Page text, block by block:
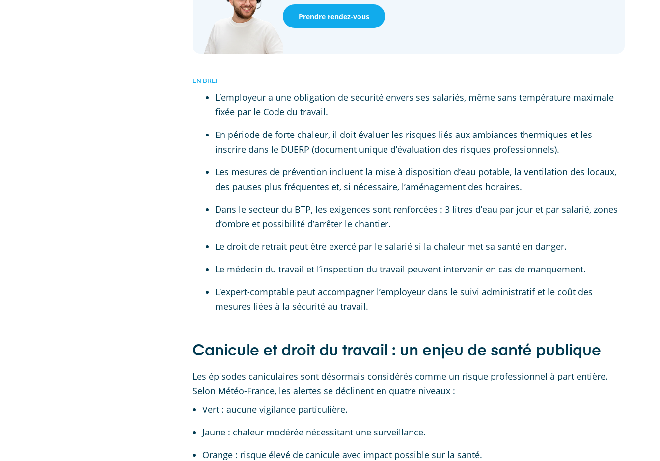
Prendre rendez-vous
EN BREF
L’employeur a une obligation de sécurité envers ses salariés, même sans température maximale
fixée par le Code du travail.
En période de forte chaleur, il doit évaluer les risques liés aux ambiances thermiques et les
inscrire dans le DUERP (document unique d’évaluation des risques professionnels).
Les mesures de prévention incluent la mise à disposition d’eau potable, la ventilation des locaux,
des pauses plus fréquentes et, si nécessaire, l’aménagement des horaires.
Dans le secteur du BTP, les exigences sont renforcées : 3 litres d’eau par jour et par salarié, zones
d’ombre et possibilité d’arrêter le chantier.
Le droit de retrait peut être exercé par le salarié si la chaleur met sa santé en danger.
Le médecin du travail et l’inspection du travail peuvent intervenir en cas de manquement.
L’expert-comptable peut accompagner l’employeur dans le suivi administratif et le coût des
mesures liées à la sécurité au travail.
Canicule et droit du travail : un enjeu de santé publique
Les épisodes caniculaires sont désormais considérés comme un risque professionnel à part entière.
Selon Météo-France, les alertes se déclinent en quatre niveaux :
Vert : aucune vigilance particulière.
Jaune : chaleur modérée nécessitant une surveillance.
Orange : risque élevé de canicule avec impact possible sur la santé.